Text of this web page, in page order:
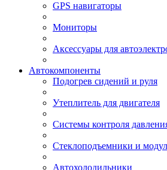
GPS навигаторы
Мониторы
Аксессуары для
Автокомпоненты
Подогрев сидений и руля
Утеплитель для двигателя
Системы контроля
Стеклоподъемники и
Автохолодильники